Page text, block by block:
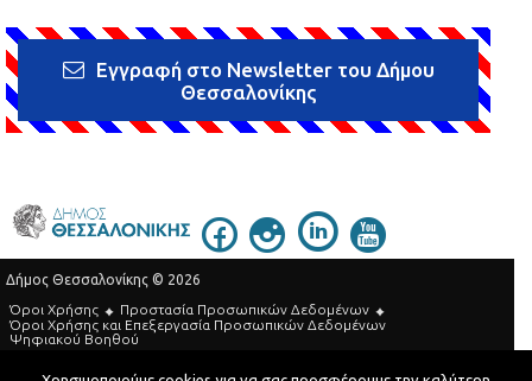
Εγγραφή στο Newsletter του Δήμου
Θεσσαλονίκης
Δήμος Θεσσαλονίκης © 2026
Όροι Χρήσης
Προστασία Προσωπικών Δεδομένων
Όροι Xρήσης και Eπεξεργασία Προσωπικών Δεδομένων
Ψηφιακού Βοηθού
Τηλεφωνικός Κατάλογος